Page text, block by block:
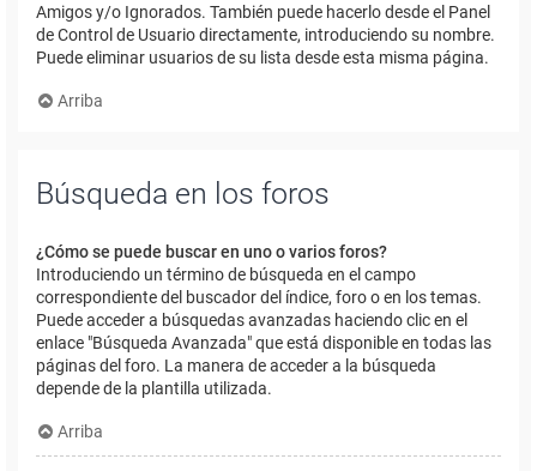
Amigos y/o Ignorados. También puede hacerlo desde el Panel
de Control de Usuario directamente, introduciendo su nombre.
Puede eliminar usuarios de su lista desde esta misma página.
Arriba
Búsqueda en los foros
¿Cómo se puede buscar en uno o varios foros?
Introduciendo un término de búsqueda en el campo
correspondiente del buscador del índice, foro o en los temas.
Puede acceder a búsquedas avanzadas haciendo clic en el
enlace "Búsqueda Avanzada" que está disponible en todas las
páginas del foro. La manera de acceder a la búsqueda
depende de la plantilla utilizada.
Arriba